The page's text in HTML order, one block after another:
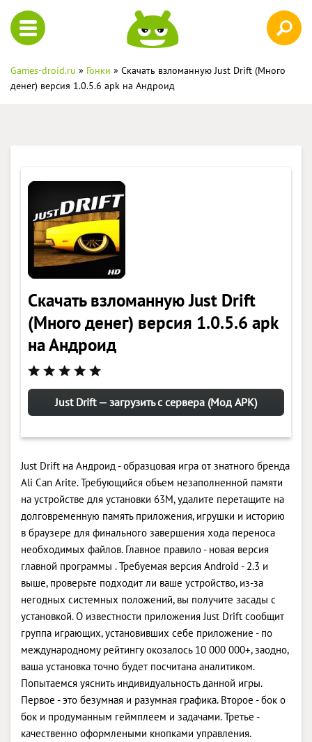
Games-droid.ru » Гонки » Скачать взломанную Just Drift (Много
денег) версия 1.0.5.6 apk на Андроид
Скачать взломанную Just Drift
(Много денег) версия 1.0.5.6 apk
на Андроид
Just Drift — загрузить с сервера (Мод APK)
Just Drift на Андроид - образцовая игра от знатного бренда
Ali Can Arite. Требующийся объем незаполненной памяти
на устройстве для установки 63M, удалите перетащите на
долговременную память приложения, игрушки и историю
в браузере для финального завершения хода переноса
необходимых файлов. Главное правило - новая версия
главной программы . Требуемая версия Android - 2.3 и
выше, проверьте подходит ли ваше устройство, из-за
негодных системных положений, вы получите засады с
установкой. О известности приложения Just Drift сообщит
группа играющих, установивших себе приложение - по
международному рейтингу окозалось 10 000 000+, заодно,
ваша установка точно будет посчитана аналитиком.
Попытаемся уяснить индивидуальность данной игры.
Первое - это безумная и разумная графика. Второе - бок о
бок и продуманным геймплеем и задачами. Третье -
качественно оформлеными кнопками управления.